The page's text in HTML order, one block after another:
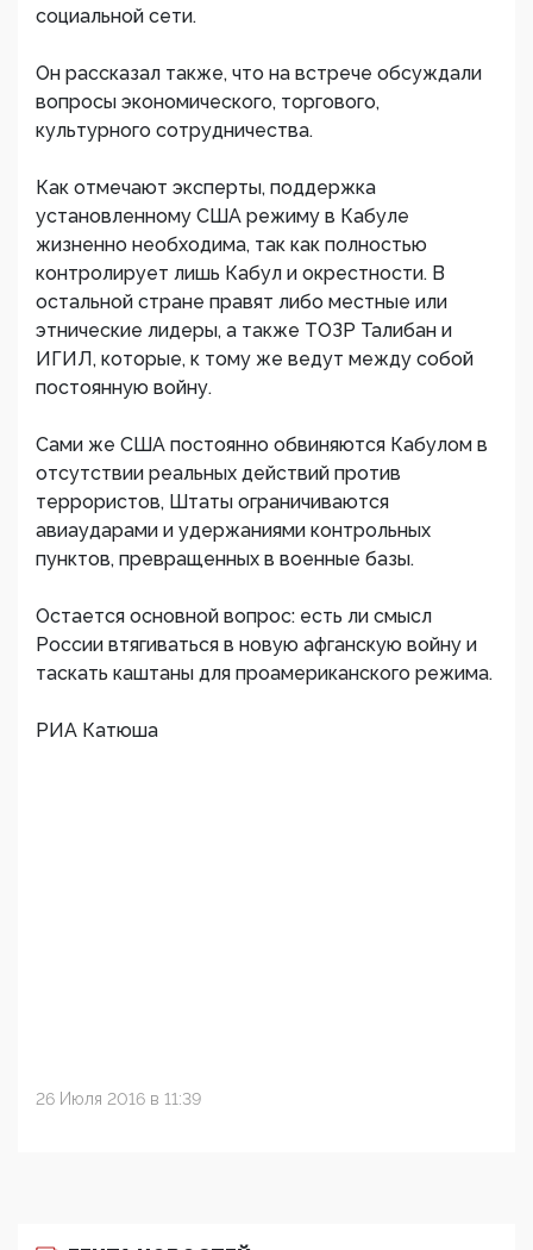
социальной сети.
Он рассказал также, что на встрече обсуждали
вопросы экономического, торгового,
культурного сотрудничества.
Как отмечают эксперты, поддержка
установленному США режиму в Кабуле
жизненно необходима, так как полностью
контролирует лишь Кабул и окрестности. В
остальной стране правят либо местные или
этнические лидеры, а также ТОЗР Талибан и
ИГИЛ, которые, к тому же ведут между собой
постоянную войну.
Сами же США постоянно обвиняются Кабулом в
отсутствии реальных действий против
террористов, Штаты ограничиваются
авиаударами и удержаниями контрольных
пунктов, превращенных в военные базы.
Остается основной вопрос: есть ли смысл
России втягиваться в новую афганскую войну и
таскать каштаны для проамериканского режима.
РИА Катюша
26 Июля 2016 в 11:39